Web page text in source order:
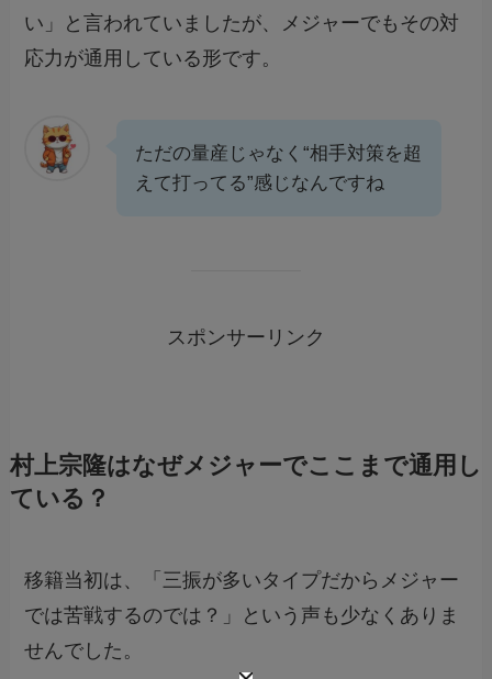
い」と言われていましたが、メジャーでもその対
応力が通用している形です。
ただの量産じゃなく“相手対策を超
えて打ってる”感じなんですね
スポンサーリンク
村上宗隆はなぜメジャーでここまで通用し
ている？
移籍当初は、「三振が多いタイプだからメジャー
では苦戦するのでは？」という声も少なくありま
せんでした。